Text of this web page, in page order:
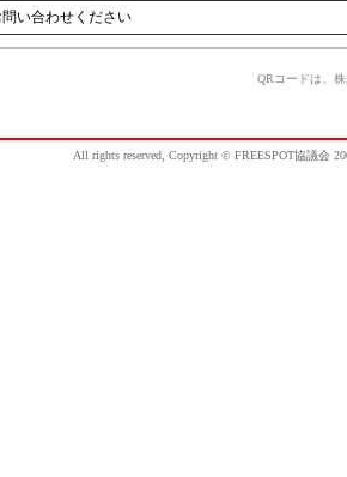
い合わせください
QRコードは、
All rights reserved, Copyright © FREESPOT協議会